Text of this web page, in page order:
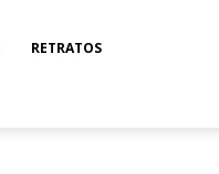
RETRATOS